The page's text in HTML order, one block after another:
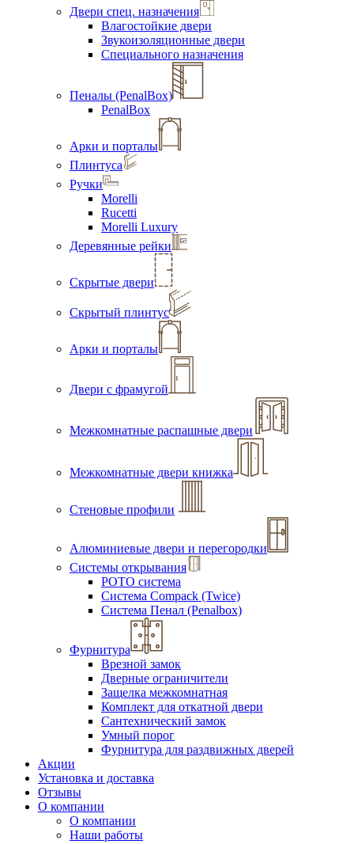
Двери спец. назначения
Влагостойкие двери
Звукоизоляционные двери
Специального назначения
Пеналы (PenalBox)
PenalBox
Арки и порталы
Плинтуса
Ручки
Morelli
Rucetti
Morelli Luxury
Деревянные рейки
Скрытые двери
Скрытый плинтус
Арки и порталы
Двери с фрамугой
Межкомнатные распашные двери
Межкомнатные двери книжка
Стеновые профили
Алюминиевые двери и перегородки
Системы открывания
РОТО система
Система Compack (Twice)
Система Пенал (Penalbox)
Фурнитура
Врезной замок
Дверные ограничители
Защелка межкомнатная
Комплект для откатной двери
Сантехнический замок
Умный порог
Фурнитура для раздвижных дверей
Акции
Установка и доставка
Отзывы
О компании
О компании
Наши работы